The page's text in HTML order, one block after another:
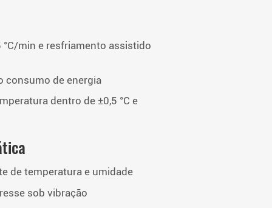
min e resfriamento assistido
consumo de energia
dentro de ±0,5 °C e
de temperatura e umidade
sob vibração